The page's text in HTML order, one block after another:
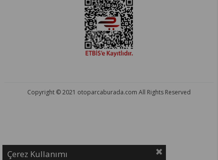
Copyright © 2021 otoparcaburada.com All Rights Reserved
Çerez Kullanımı